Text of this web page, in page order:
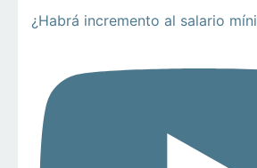
¿Habrá incremento al salario